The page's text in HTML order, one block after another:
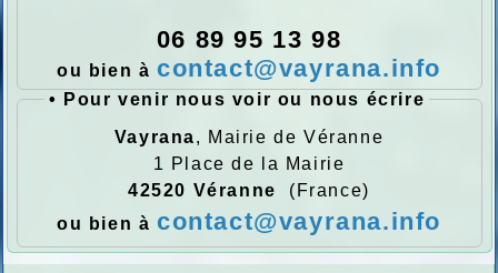
06 89 95 13 98
ou bien à contact@vayrana.info
•
Pour venir nous voir ou nous écrire
Vayrana, Mairie de Véranne
1 Place de la Mairie
42520 Véranne (France)
ou bien à contact@vayrana.info